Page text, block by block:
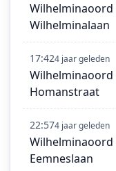
Wilhelminaoord
Wilhelminalaan
17:424 jaar geleden
Wilhelminaoord
Homanstraat
22:574 jaar geleden
Wilhelminaoord
Eemneslaan